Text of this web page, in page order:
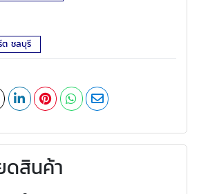
ชลบุรี
ดสินค้า